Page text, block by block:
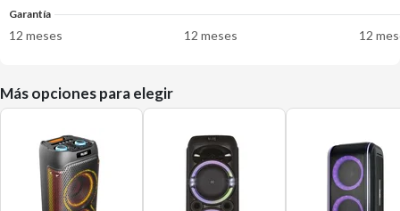
Garantía
12 meses 12 meses 12
Más opciones para elegir